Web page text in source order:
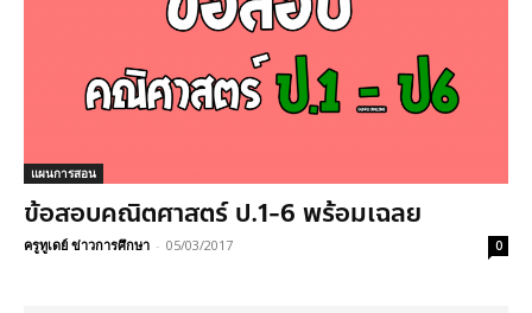
แผนการสอน
ข้อสอบคณิตศาสตร์ ป.1-6 พร้อมเฉลย
ครูทูเดย์ ข่าวการศึกษา - 05/03/2017 0